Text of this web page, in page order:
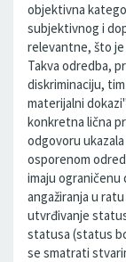
objektivna
subjektivnog i
relevantne, što
Takva odredba,
diskriminaciju,
materijalni
konkretna lična
odgovoru
osporenom
imaju ograničenu
angažiranja u
utvrđivanje
statusa (status
se smatrati